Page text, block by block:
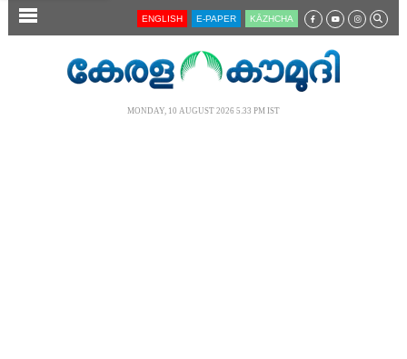
SECTIONS ENGLISH E-PAPER KĀZHCHA
MONDAY, 10 AUGUST 2026 5.33 PM IST